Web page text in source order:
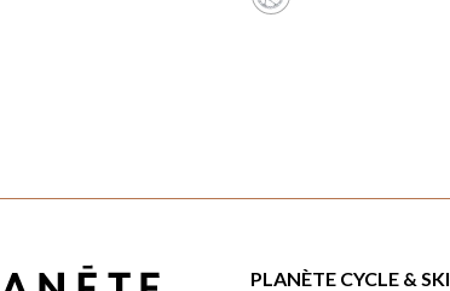
PLANÈTE CYCLE & SKI